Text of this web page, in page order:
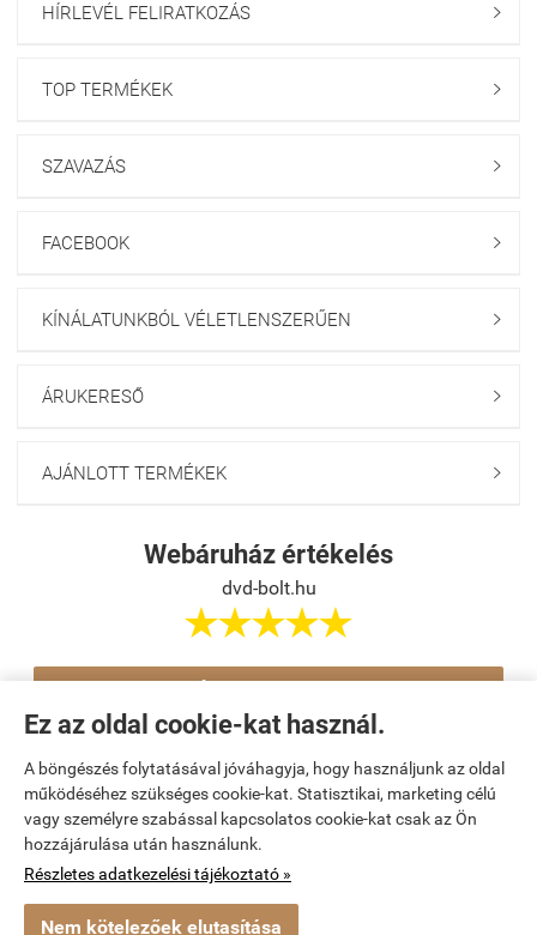
Ez az oldal cookie-kat használ.
A böngészés folytatásával jóváhagyja, hogy használjunk az oldal
működéséhez szükséges cookie-kat. Statisztikai, marketing célú
vagy személyre szabással kapcsolatos cookie-kat csak az Ön
hozzájárulása után használunk.
Részletes adatkezelési tájékoztató »
Nem kötelezőek elutasítása
HÍRLEVÉL FELIRATKOZÁS 
TOP TERMÉKEK 
SZAVAZÁS 
FACEBOOK 
KÍNÁLATUNKBÓL VÉLETLENSZERŰEN 
ÁRUKERESŐ 
AJÁNLOTT TERMÉKEK 
Webáruház értékelés
dvd-bolt.hu

Navigáció
Saját fiók
Bemutatkozás